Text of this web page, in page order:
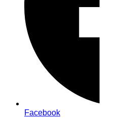
Facebook